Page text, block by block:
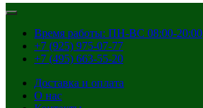
Время работы: ПН-ВС 08:00-20:00
+7 (925) 975-07-77
+7 (495) 663-55-20
Доставка и оплата
О нас